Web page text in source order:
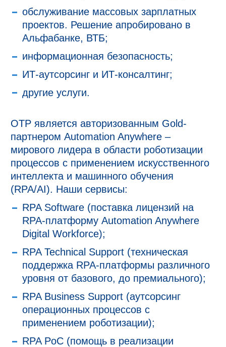
обслуживание массовых зарплатных
проектов. Решение апробировано в
Альфабанке, ВТБ;
информационная безопасность;
ИТ-аутсорсинг и ИТ-консалтинг;
другие услуги.
ОТР является авторизованным Gold-
партнером Automation Anywhere –
мирового лидера в области роботизации
процессов с применением искусственного
интеллекта и машинного обучения
(RPA/AI). Наши сервисы:
RPA Software (поставка лицензий на
RPA-платформу Automation Anywhere
Digital Workforce);
RPA Technical Support (техническая
поддержка RPA-платформы различного
уровня от базового, до премиального);
RPA Business Support (аутсорсинг
операционных процессов с
применением роботизации);
RPA PoC (помощь в реализации